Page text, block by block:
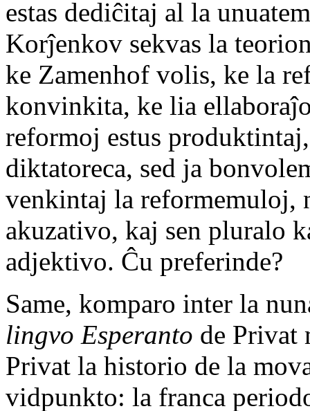
estas dediĉitaj al la
Korĵenkov sekvas la
ke Zamenhof volis, ke la
konvinkita, ke lia
reformoj estus
diktatoreca, sed ja
venkintaj la reformemuloj,
akuzativo, kaj sen pluralo
adjektivo. Ĉu preferinde?
Same, komparo inter la
lingvo Esperanto de Privat
Privat la historio de la
vidpunkto: la franca